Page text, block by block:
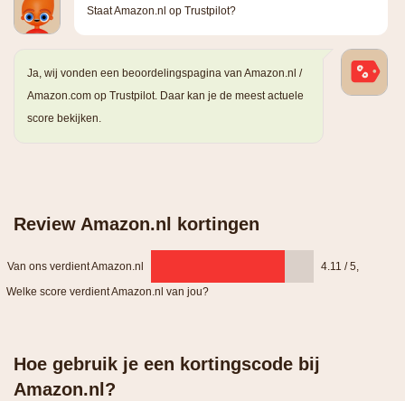
Staat Amazon.nl op Trustpilot?
Ja, wij vonden een beoordelingspagina van Amazon.nl /
Amazon.com op Trustpilot. Daar kan je de meest actuele
score bekijken.
Review Amazon.nl kortingen
Van ons verdient Amazon.nl 4.11 / 5
Welke score verdient Amazon.nl van jou?
Hoe gebruik je een kortingscode bij
Amazon.nl?